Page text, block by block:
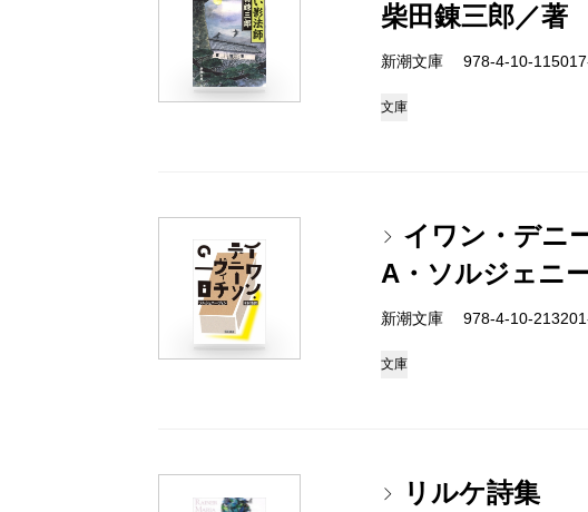
柴田錬三郎／著
新潮文庫 978-4-10-
文庫
イワン・デニ
A・ソルジェニ
新潮文庫 978-4-10-
文庫
リルケ詩集